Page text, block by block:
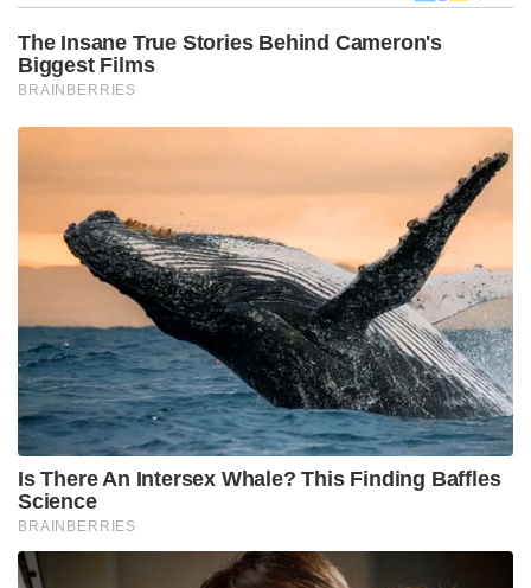
ജില്ലകളിൽ റെഡ് അലർട്ട്!’: ബംഗാൾ ഉൾക്കടലിൽ
ന്യൂനമർദ്ദ സാദ്ധ്യത; കടലിൽ പോകരുതെന്ന് നിർദ്ദേശം!
ജനങ്ങളെ അകറ്റിയതെന്ന വിമർശനം താഴേത്തട്ടിൽ
നിന്ന് ശക്തമായി ഉയർന്നിരുന്നു. ഇതിന്
പിന്നാലെയാണ് തിരുവനന്തപുരം ജില്ലാ കമ്മറ്റിയിലും
സംസ്ഥാന സെക്രട്ടറിക്ക് നേരെ വിമർശനങ്ങൾ
ഉയർന്നത്. സാധാരണക്കാരായ ജനങ്ങളിലേക്ക്
ഇറങ്ങിച്ചെല്ലുന്നതിന് നേതാക്കളുടെ ശൈലി വലിയ
തടസ്സമാകുന്നുണ്ടെന്ന വിലയിരുത്തലിലാണ് പാർട്ടി.
മാധ്യമങ്ങളോട് കയർക്കുന്നതും ചോദ്യങ്ങളിൽ നിന്ന്
ഒളിച്ചോടുന്നതും പാർട്ടിക്ക് ജനങ്ങൾക്കിടയിൽ വലിയ
തിരിച്ചടിയുണ്ടാക്കിയെന്ന ബോധ്യം ഇപ്പോൾ സംസ്ഥാന
നേതൃത്വത്തിനുണ്ട്. ഇതിന്റെ അടിസ്ഥാനത്തിലാണ്
വി ഗോവിന്ദൻ തന്നെ നേരിട്ട് മുന്നിട്ടിറങ്ങിയിരിക്കുന്നത്.